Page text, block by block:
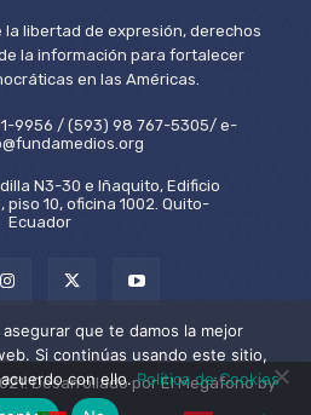
la libertad de expresión, derechos
la información para fortalecer
en las Américas.
9956 / (593) 98 767-5305/ e-
N3-30 e Iñaquito, Edificio
piso 10, oficina 1002. Quito-
Ecuador
Desarrollado por El Megáfono by
que te damos la mejor
Si continúas usando este sitio,
con ello.Política de Cookies